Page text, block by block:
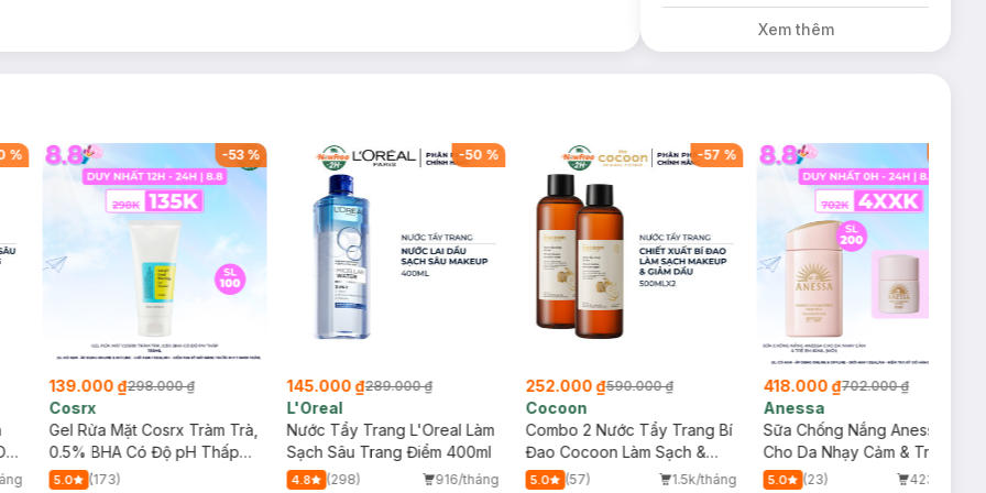
Chết 60g
Xem thêm
% -53%
139.000 ₫298.000 ₫
Cosrx
Gel Rửa Mặt Cosrx Tràm Trà,
0.5% BHA Có Độ pH Thấp
150ml
5.0
(173)
-50 %
145.000 ₫289.000 ₫
L'Oreal
Nước Tẩy Trang L'Oreal Làm
Sạch Sâu Trang Điểm 400ml
4.8 (298)
916/tháng
-57 %
252.000 ₫590.000 ₫
Cocoon
Combo 2 Nước Tẩy Trang Bí
Đao Cocoon Làm Sạch &
Giảm Dầu 500ml
5.0 (57)
1.5k/tháng
418.000 ₫702.000 ₫
Anessa
Sữa Chống Nắng Anessa
Cho Da Nhạy Cảm & Trẻ Em
60ml (Mới)
5.0 (23)
423/tháng